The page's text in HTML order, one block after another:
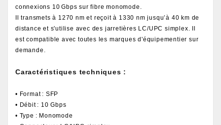
connexions 10 Gbps sur fibre monomode.
Il transmets à 1270 nm et reçoit à 1330 nm jusqu’à 40 km de
distance et s'utilise avec des jarretières LC/UPC simplex. Il
est compatible avec toutes les marques d'équipementier sur
demande.
Caractéristiques techniques :
• Format : SFP
• Débit : 10 Gbps
• Type : Monomode